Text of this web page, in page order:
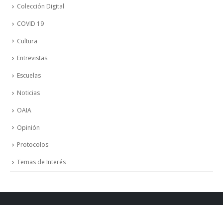
Colección Digital
COVID 19
Cultura
Entrevistas
Escuelas
Noticias
OAIA
Opinión
Protocolos
Temas de Interés